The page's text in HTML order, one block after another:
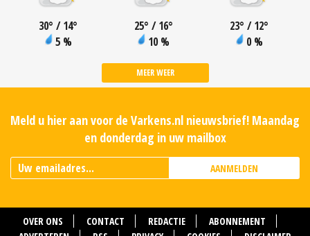
30° / 14°
5 %
25° / 16°
10 %
23° / 12°
0 %
MEER WEER
Meld u hier aan voor de Varkens.nl nieuwsbrief! Maandag
en donderdag in uw mailbox
AANMELDEN
OVER ONS CONTACT REDACTIE
ABONNEMENT